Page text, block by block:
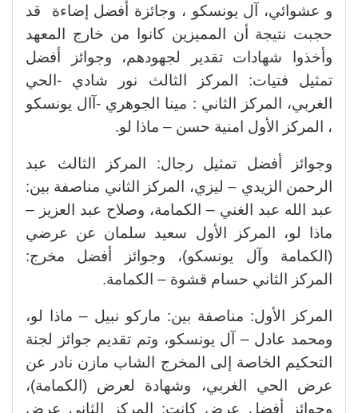
و عشوائي، آل يونسكو ، وجائزة أفضل إضاءة قد
حجبت نتيجة أن المميزين كانوا من خارج المعهد
وأخذوا شهادات تقدير لجهودهم، وجوائز أفضل
تمثيل فتيات: المركز الثالث نور شادي -الحي
الغربي، المركز الثاني : مينا الجوهري -آال يونسكو
، المركز الأول امنية حسن – ماذا لو.
وجوائز أفضل تمثيل رجال: المركز الثالث عبد
الرحمن الزيدي – ليزي، المركز الثاني مناصفة بين:
عبد الله عبد الغني – الكمامة، وصلاح عبد العزيز –
ماذا لو، المركز الأول سعيد سلمان عن عرضي
(الكمامة وآل يونسكو)، وجوائز أفضل مخرج:
المركز الثاني حسام قشوة – الكمامة.
المركز الأول: مناصفة بين: ماركو نبيل – ماذا لو،
ومحمد عادل – آل يونسكو، وتم تقديم جوائز لجنة
التحكيم الخاصة إلى المخرج الشاب مازن نادر عن
عرض الحي الغربي، وشهادة لعرض (الكمامة)،
وجوائز أفضل عرض كانت: المركز الثاني عرض